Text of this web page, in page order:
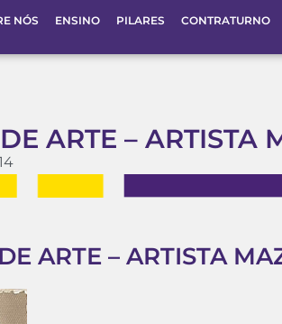
NÓS ENSINO PILARES CONTRATURNO
ARTE – ARTISTA
ARTE – ARTISTA